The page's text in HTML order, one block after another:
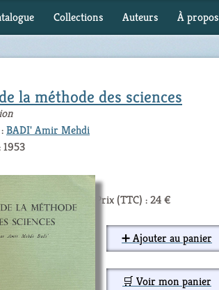
Collections Auteurs À propos
la méthode des sciences
BADI' Amir Mehdi
Prix (TTC) : 24 €
➕ Ajouter au panier
🛒 Voir mon panier